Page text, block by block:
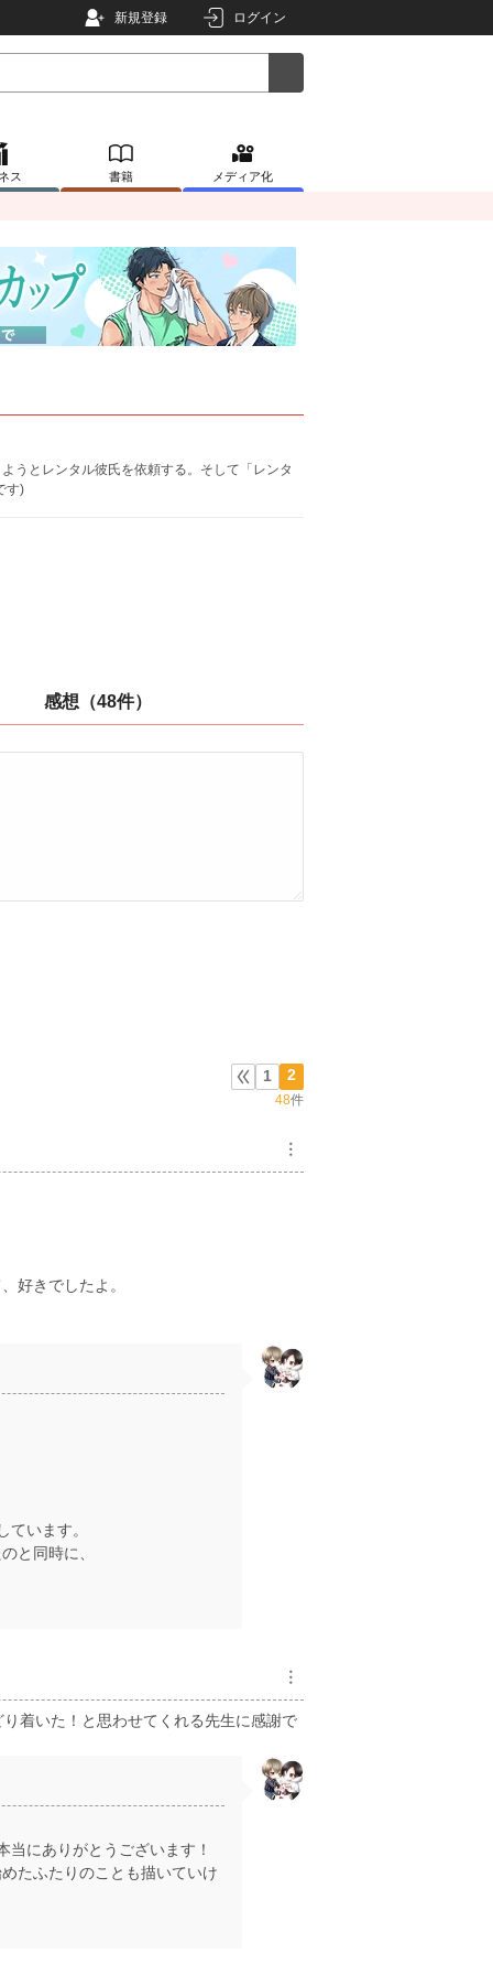
新規登録 ログイン
ス 書籍 メディア化
うとレンタル彼氏を依頼する。そして「レンタ
す)
感想（48件）
1 2
48件
︙
好きでしたよ。
います。
と同時に、
︙
着いた！と思わせてくれる先生に感謝で
にありがとうございます！
たふたりのことも描いていけ